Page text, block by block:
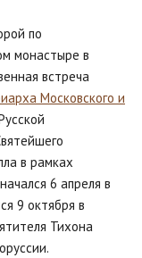
по
монастыре в
встреча
Московского и
в рамках
6 апреля в
9 октября в
Тихона